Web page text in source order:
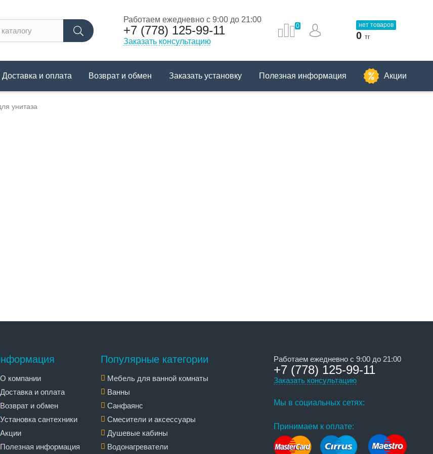
Работаем ежедневно с 9:00 до 21:00
+7 (778) 125-99-11
Заказать консультацию
0 нет товаров
0 тг
Доставка и оплата Возврат и обмен Заказать установку Полезная информация Акции
унитаза
О компании
Доставка и оплата
Возврат и обмен
Установка сантехники
Акции
Полезная информация
Популярные категории
Мебель для ванной комнаты
Ванны
Санфаянс
Смесители и аксессуары
Душевые кабины
Водонагреватели
Работаем ежедневно с 9:00 до 21:00
+7 (778) 125-99-11
Заказать консультацию
Мы в социальных сетях:
Принимаем к оплате: